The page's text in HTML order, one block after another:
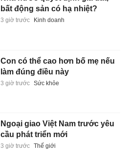
bất động sản có hạ nhiệt?
3 giờ trước Kinh doanh
Con có thể cao hơn bố mẹ nếu
làm đúng điều này
3 giờ trước Sức khỏe
Ngoại giao Việt Nam trước yêu
cầu phát triển mới
3 giờ trước Thế giới